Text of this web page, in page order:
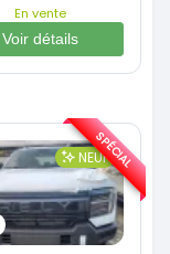
En vente
Voir détails
NEUFSPÉCIAL